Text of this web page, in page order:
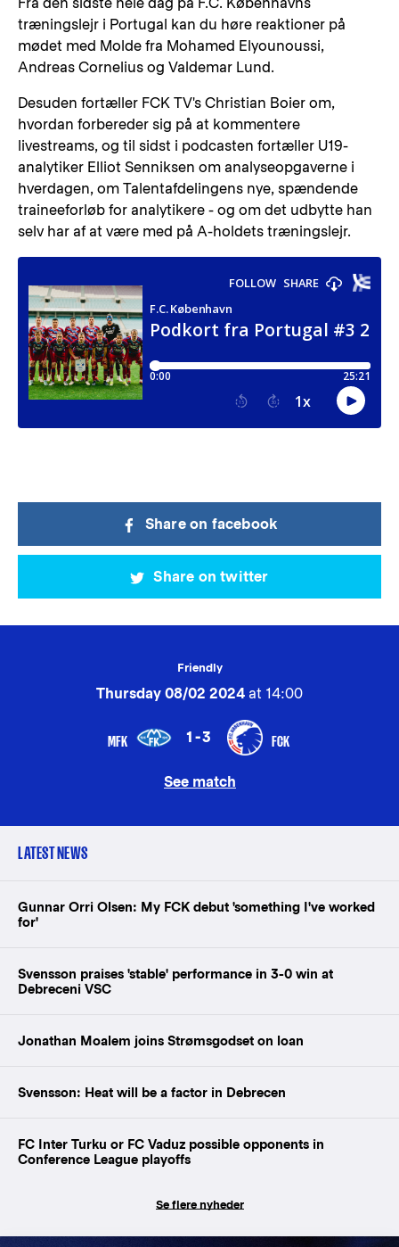
træningslejr i Portugal kan du høre reaktioner på
mødet med Molde fra Mohamed Elyounoussi,
Andreas Cornelius og Valdemar Lund.
Desuden fortæller FCK TV's Christian Boier om,
hvordan forbereder sig på at kommentere
livestreams, og til sidst i podcasten fortæller U19-
analytiker Elliot Senniksen om analyseopgaverne i
hverdagen, om Talentafdelingens nye, spændende
traineeforløb for analytikere - og om det udbytte han
selv har af at være med på A-holdets træningslejr.
Share on facebook
Share on twitter
Friendly
Thursday 08/02 2024 at 14:00
MFK 1-3 FCK
See match
LATEST NEWS
Gunnar Orri Olsen: My FCK debut 'something I've worked
for'
Svensson praises 'stable' performance in 3-0 win at
Debreceni VSC
Jonathan Moalem joins Strømsgodset on loan
Svensson: Heat will be a factor in Debrecen
FC Inter Turku or FC Vaduz possible opponents in
Conference League playoffs
Se flere nyheder